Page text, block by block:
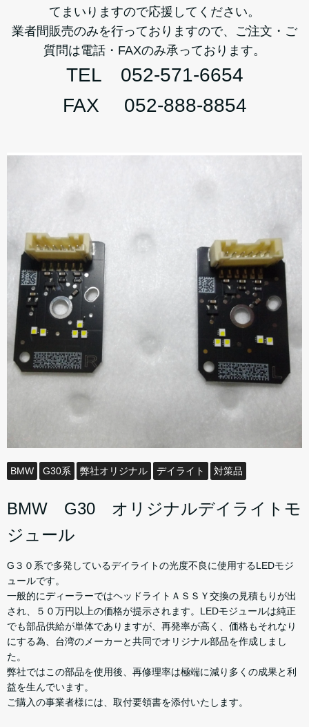
てまいりますので応援してください。
業者間販売のみを行っておりますので、ご注文・ご
質問は電話・FAXのみ承っております。
TEL 052-571-6654
FAX 052-888-8854
BMW G30系 弊社オリジナル デイライト 対策品
BMW G30 オリジナルデイライトモ
ジュール
G３０系で多発しているデイライトの光度不良に使用するLEDモジ
ュールです。
一般的にディーラーではヘッドライトＡＳＳＹ交換の見積もりが出
され、５０万円以上の価格が提示されます。LEDモジュールは純正
でも部品供給が単体でありますが、再発率が高く、価格もそれなり
にする為、台湾のメーカーと共同でオリジナル部品を作成しまし
た。
弊社ではこの部品を使用後、再修理率は極端に減り多くの成果と利
益を生んでいます。
ご購入の事業者様には、取付要領書を添付いたします。